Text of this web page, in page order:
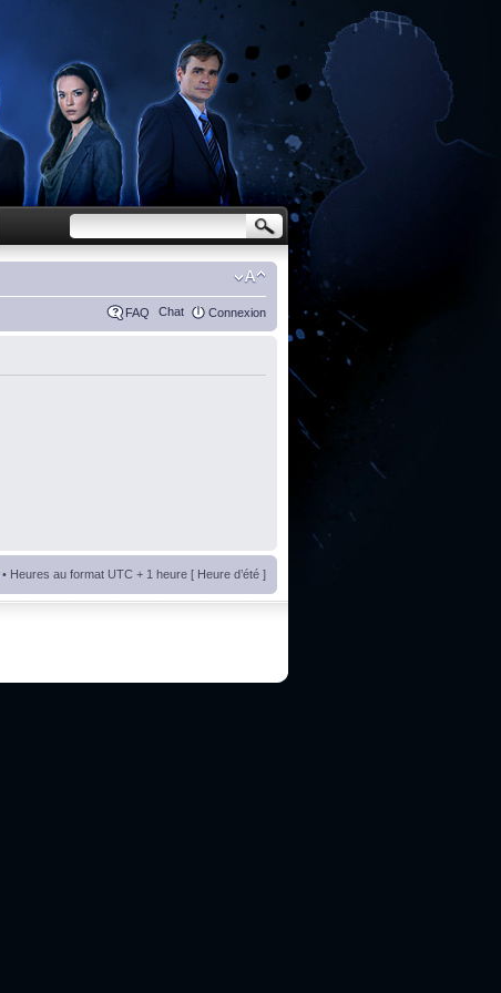
FAQ Chat Connexion
• Heures au format UTC + 1 heure [ Heure d’été ]